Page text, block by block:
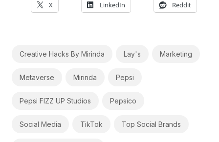
X LinkedIn Reddit
Creative Hacks By Mirinda Lay's Marketing
Metaverse Mirinda Pepsi
Pepsi FIZZ UP Studios Pepsico
Social Media TikTok Top Social Brands